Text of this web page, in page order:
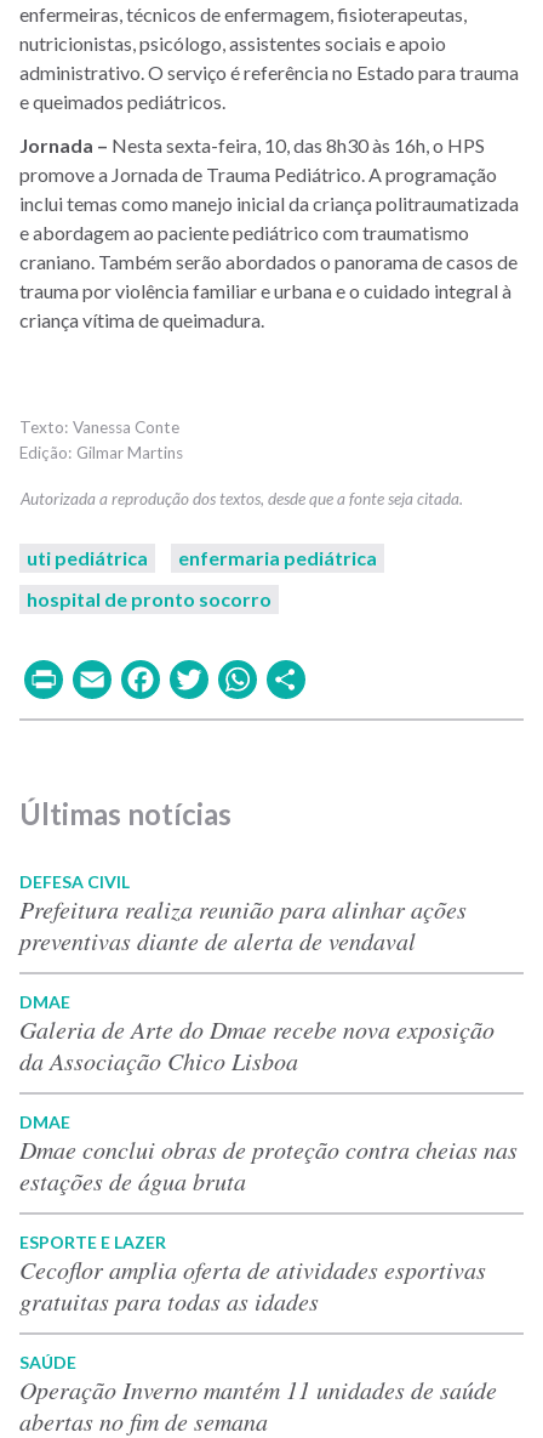
enfermeiras, técnicos de enfermagem, fisioterapeutas,
nutricionistas, psicólogo, assistentes sociais e apoio
administrativo. O serviço é referência no Estado para trauma
e queimados pediátricos.
Jornada – Nesta sexta-feira, 10, das 8h30 às 16h, o HPS
promove a Jornada de Trauma Pediátrico. A programação
inclui temas como manejo inicial da criança politraumatizada
e abordagem ao paciente pediátrico com traumatismo
craniano. Também serão abordados o panorama de casos de
trauma por violência familiar e urbana e o cuidado integral à
criança vítima de queimadura.
Vanessa Conte
Gilmar Martins
uti pediátrica
enfermaria pediátrica
hospital de pronto socorro
PrintEmailFacebook
TwitterWhatsApp
Últimas notícias
DEFESA CIVIL
Prefeitura realiza reunião para alinhar ações
preventivas diante de alerta de vendaval
DMAE
Galeria de Arte do Dmae recebe nova exposição
da Associação Chico Lisboa
DMAE
Dmae conclui obras de proteção contra cheias nas
estações de água bruta
ESPORTE E LAZER
Cecoflor amplia oferta de atividades esportivas
gratuitas para todas as idades
SAÚDE
Operação Inverno mantém 11 unidades de saúde
abertas no fim de semana